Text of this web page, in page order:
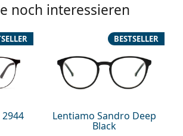
noch interessieren
2944 Lentiamo Sandro Deep
Black
BESTSELLER